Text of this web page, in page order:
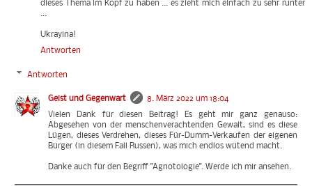
dieses Thema im Kopf zu haben ... es zieht mich einfach zu sehr runter
...
Ukrayina!
Antworten
Antworten
Geist und Gegenwart
8. März 2022 um 18:04
Vielen Dank für diesen Beitrag! Es geht mir ganz genauso:
Abgesehen von der menschenverachtenden Gewalt, sind es diese
Lügen, dieses Verdrehen, dieses Für-Dumm-Verkaufen der eigenen
Bürger (in diesem Fall Russen), was mich endlos wütend macht.
Danke auch für den Begriff "Agnotologie". Werde ich mir ansehen.